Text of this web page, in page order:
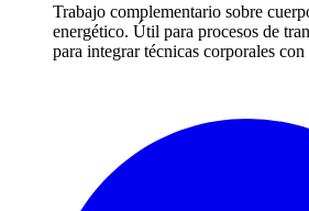
Trabajo complementario sobre
energético. Útil para procesos de
para integrar técnicas corporales